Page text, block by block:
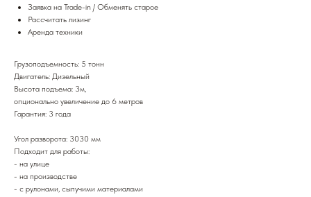
Заявка на Trade-in / Обменять старое
Рассчитать лизинг
Аренда техники
Грузоподъемность: 5 тонн
Двигатель: Дизельный
Высота подъема: 3м,
опционально увеличение до 6 метров
Гарантия: 3 года
Угол разворота: 3030 мм
Подходит для работы:
- на улице
- на производстве
- с рулонами, сыпучими материалами